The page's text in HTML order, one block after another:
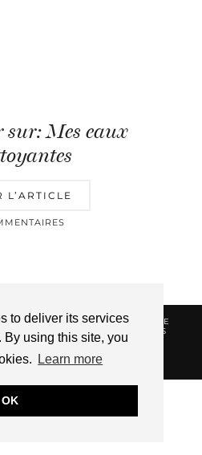
to deliver its services
By using this site, you
Learn more
OK
sur: Mes eaux
L’ARTICLE
CONTACT
POLITIQUE DE
VUE DANS LA PRESSE
LIENS
DESIGN BYpipdig